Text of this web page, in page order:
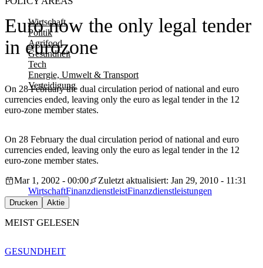
Wirtschaft
Politik
Agrifood
Gesundheit
Tech
Energie, Umwelt & Transport
Verteidigung
Euro now the only legal tender
in eurozone
On 28 February the dual circulation period of national and euro
currencies ended, leaving only the euro as legal tender in the 12
euro-zone member states.
On 28 February the dual circulation period of national and euro
currencies ended, leaving only the euro as legal tender in the 12
euro-zone member states.
Mar 1, 2002 - 00:00
Zuletzt aktualisiert: Jan 29, 2010 - 11:31
WirtschaftFinanzdienstleistFinanzdienstleistungen
Drucken Aktie
MEIST GELESEN
GESUNDHEIT